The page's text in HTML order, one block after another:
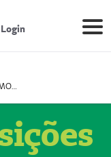
Login
Prestador OFTALMOCLÍNICA SÃO GONÇALO (55004164-2)